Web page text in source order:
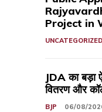
Project in
UNCATEGORIZED
JDA का बड़ा
वितरण और
BJP 06/08/